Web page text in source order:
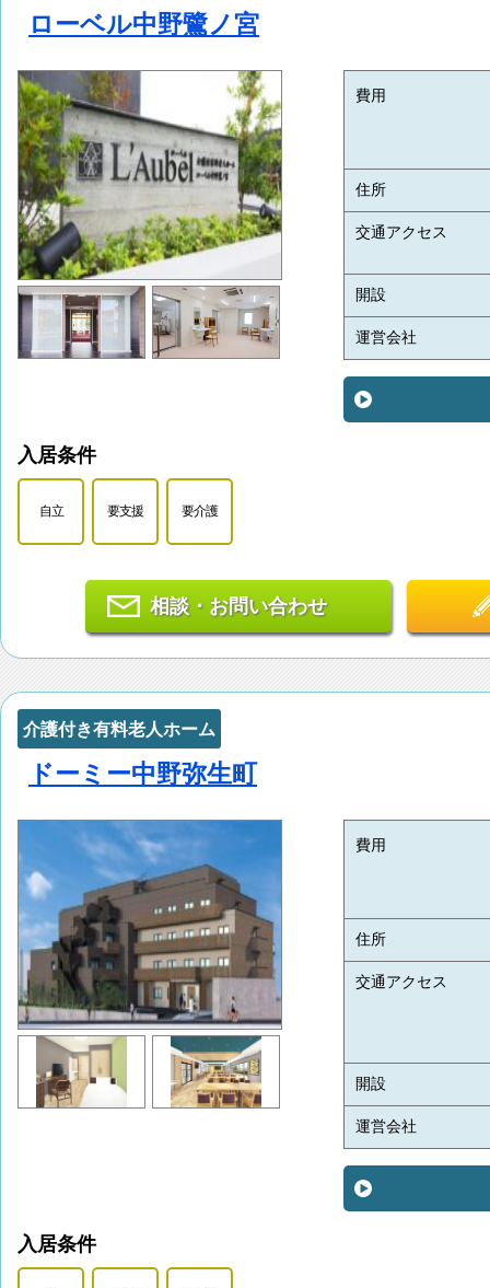
ローベル中野鷺ノ宮
費用
住所
交通アクセス
開設
運営会社
入居条件
自立 要支援 要介護
相談・お問い合わせ
介護付き有料老人ホーム
ドーミー中野弥生町
費用
住所
交通アクセス
開設
運営会社
入居条件